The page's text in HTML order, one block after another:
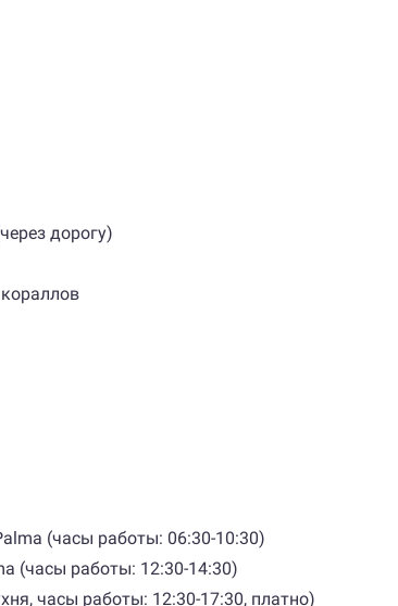
дорогу)
(часы работы: 06:30-10:30)
(часы работы: 12:30-14:30)
часы работы: 12:30-17:30, платно)